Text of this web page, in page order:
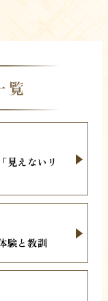
覧
見えないリ
験と教訓